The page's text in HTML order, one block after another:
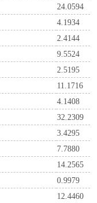
24.0594
4.1934
2.4144
9.5524
2.5195
11.1716
4.1408
32.2309
3.4295
7.7880
14.2565
0.9979
12.4460